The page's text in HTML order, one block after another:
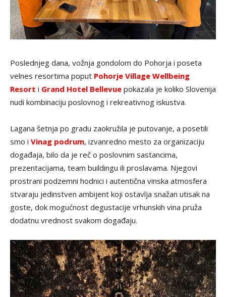
Poslednjeg dana, vožnja gondolom do Pohorja i poseta
velnes resortima poput Pohorje Village Wellbeing
Resort i Grand Hotel Bellevue pokazala je koliko Slovenija
nudi kombinaciju poslovnog i rekreativnog iskustva.
Lagana šetnja po gradu zaokružila je putovanje, a posetili
smo i Vinag podrum, izvanredno mesto za organizaciju
događaja, bilo da je reč o poslovnim sastancima,
prezentacijama, team buildingu ili proslavama. Njegovi
prostrani podzemni hodnici i autentična vinska atmosfera
stvaraju jedinstven ambijent koji ostavlja snažan utisak na
goste, dok mogućnost degustacije vrhunskih vina pruža
dodatnu vrednost svakom događaju.